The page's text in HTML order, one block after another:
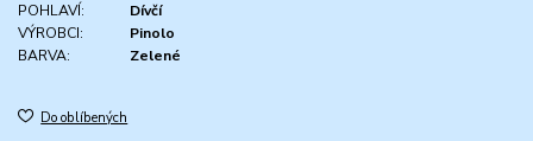
POHLAVÍ:
Dívčí
VÝROBCI:
Pinolo
BARVA:
Zelené
Do oblíbených